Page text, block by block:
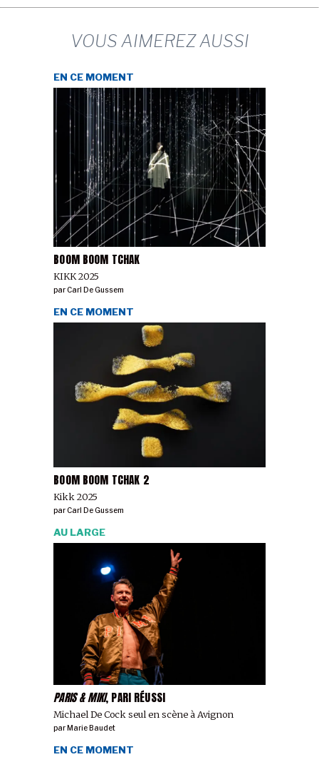
VOUS AIMEREZ AUSSI
BOOM BOOM TCHAK
KIKK 2025
EN CE MOMENT
parCarl De Gussem
BOOM BOOM TCHAK 2
Kikk 2025
EN CE MOMENT
parCarl De Gussem
PARIS & MIKI, PARI RÉUSSI
Michael De Cock seul en scène à Avignon
AU LARGE
parMarie Baudet
EN CE MOMENT